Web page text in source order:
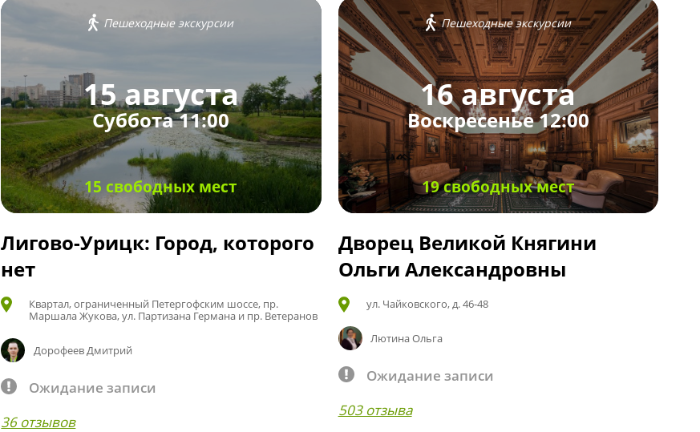
Пешеходные экскурсии
15 августа
Суббота 11:00
15 свободных мест
Лигово-Урицк: Город, которого
нет
Квартал, ограниченный Петергофским шоссе, пр.
Маршала Жукова, ул. Партизана Германа и пр. Ветеранов
Дорофеев Дмитрий
Ожидание записи
36 отзывов
Пешеходные экскурсии
16 августа
Воскресенье 12:00
19 свободных мест
Дворец Великой Княгини
Ольги Александровны
ул. Чайковского, д. 46-48
Лютина Ольга
Ожидание записи
503 отзыва